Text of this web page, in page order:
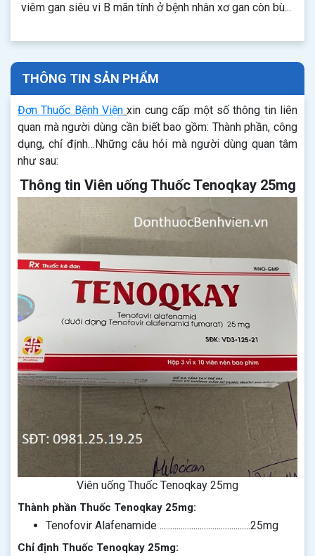
viêm gan siêu vi B mãn tính ở bệnh nhân xơ gan còn bù...
THÔNG TIN SẢN PHẨM
Đơn Thuốc Bệnh Viện xin cung cấp một số thông tin liên
quan mà người dùng cần biết bao gồm: Thành phần, công
dụng, chỉ định…Những câu hỏi mà người dùng quan tâm
như sau:
Thông tin Viên uống Thuốc Tenoqkay 25mg
Viên uống Thuốc Tenoqkay 25mg
Thành phần Thuốc Tenoqkay 25mg:
Tenofovir Alafenamide ...........................................25mg
Chỉ định Thuốc Tenoqkay 25mg: